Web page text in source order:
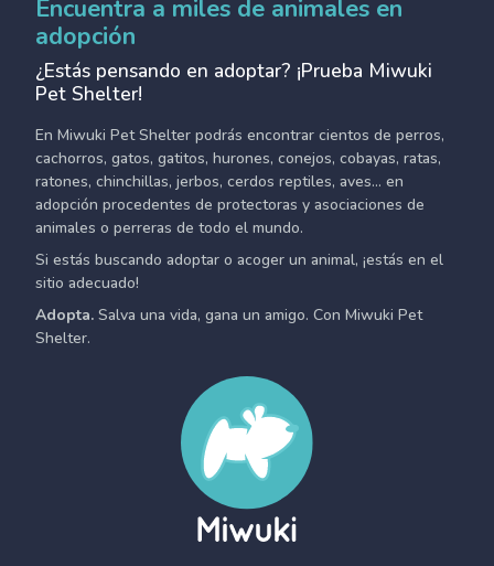
Encuentra a miles de animales en
adopción
¿Estás pensando en adoptar? ¡Prueba Miwuki
Pet Shelter!
En Miwuki Pet Shelter podrás encontrar cientos de perros,
cachorros, gatos, gatitos, hurones, conejos, cobayas, ratas,
ratones, chinchillas, jerbos, cerdos reptiles, aves... en
adopción procedentes de protectoras y asociaciones de
animales o perreras de todo el mundo.
Si estás buscando adoptar o acoger un animal, ¡estás en el
sitio adecuado!
Adopta. Salva una vida, gana un amigo. Con Miwuki Pet
Shelter.